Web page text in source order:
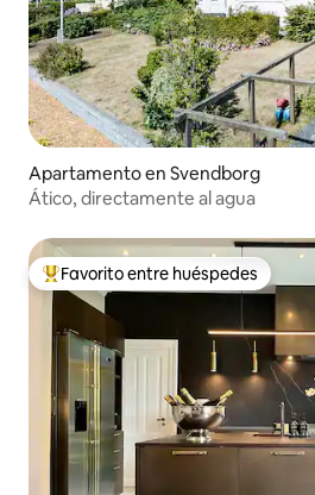
Apartamento en Svendborg
Ático, directamente al agua
Favorito entre huéspedes preferido
Favorito entre huéspedes